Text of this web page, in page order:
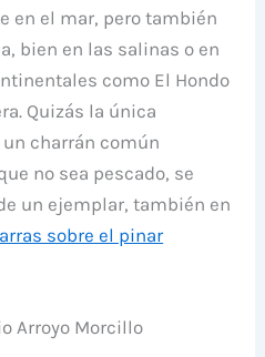
en el mar, pero también
bien en las salinas o en
como El Hondo
Quizás la única
charrán común
no sea pescado, se
un ejemplar, también en
sobre el pinar
Arroyo Morcillo